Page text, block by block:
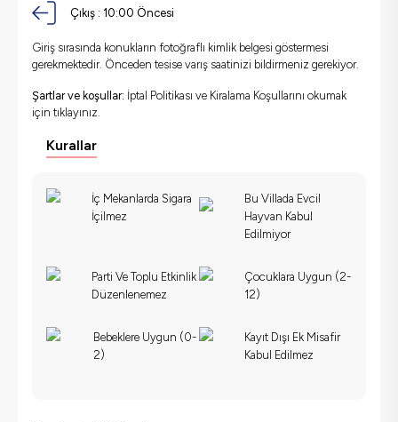
Çıkış : 10:00 Öncesi
Giriş sırasında konukların fotoğraflı kimlik belgesi göstermesi
gerekmektedir. Önceden tesise varış saatinizi bildirmeniz gerekiyor.
Şartlar ve koşullar: İptal Politikası ve Kiralama Koşullarını okumak
için tıklayınız.
Kurallar
İç Mekanlarda Sigara
İçilmez
Bu Villada Evcil
Hayvan Kabul
Edilmiyor
Parti Ve Toplu Etkinlik
Düzenlenemez
Çocuklara Uygun (2-
12)
Bebeklere Uygun (0-
2)
Kayıt Dışı Ek Misafir
Kabul Edilmez